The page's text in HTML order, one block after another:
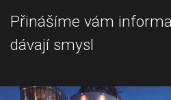
Přinášíme vám
dávají smysl